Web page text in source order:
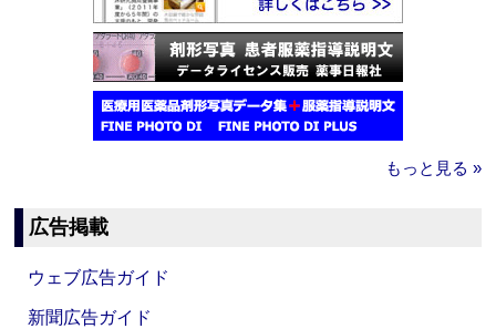
もっと見る »
広告掲載
ウェブ広告ガイド
新聞広告ガイド